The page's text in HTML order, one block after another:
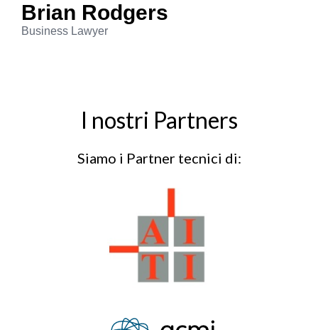
Brian Rodgers
Business Lawyer
I nostri Partners
Siamo i Partner tecnici di: